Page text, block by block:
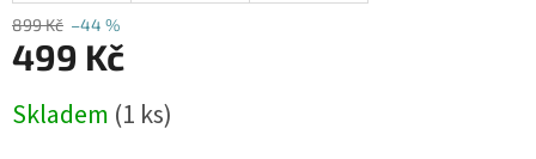
899 Kč –44 %
499 Kč
cena:
Skladem (1 ks)